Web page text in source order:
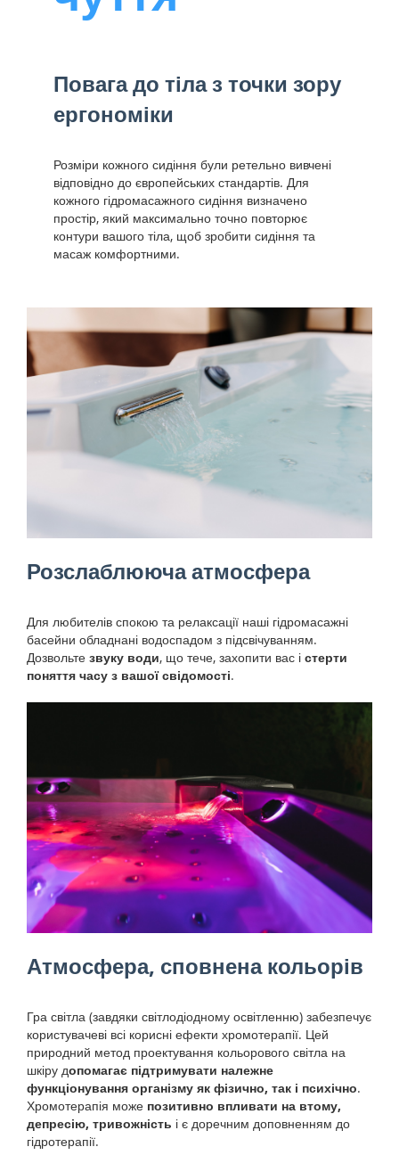
Повага до тіла з точки зору
ергономіки
Розміри кожного сидіння були ретельно вивчені
відповідно до європейських стандартів. Для
кожного гідромасажного сидіння визначено
простір, який максимально точно повторює
контури вашого тіла, щоб зробити сидіння та
масаж комфортними.
Розслаблююча атмосфера
Для любителів спокою та релаксації наші гідромасажні
басейни обладнані водоспадом з підсвічуванням.
Дозвольте звуку води, що тече, захопити вас і стерти
поняття часу з вашої свідомості.
Атмосфера, сповнена кольорів
Гра світла (завдяки світлодіодному освітленню) забезпечує
користувачеві всі корисні ефекти хромотерапії. Цей
природний метод проектування кольорового світла на
шкіру допомагає підтримувати належне
функціонування організму як фізично, так і психічно.
Хромотерапія може позитивно впливати на втому,
депресію, тривожність і є доречним доповненням до
гідротерапії.